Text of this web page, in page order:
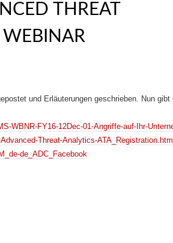
THREAT
WEBINAR
und Erläuterungen geschrieben. Nun gibt
WBNR-FY16-12Dec-01-Angriffe-auf-Ihr-
Threat-Analytics-
de_ADC_Facebook